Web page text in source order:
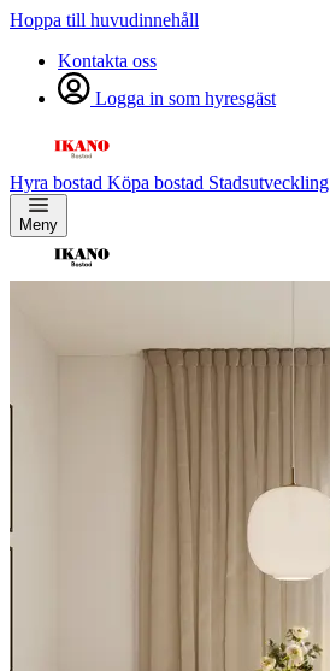
Hoppa till huvudinnehåll
Kontakta oss
Logga in som hyresgäst
Hyra bostad Köpa bostad Stadsutveckling
Meny